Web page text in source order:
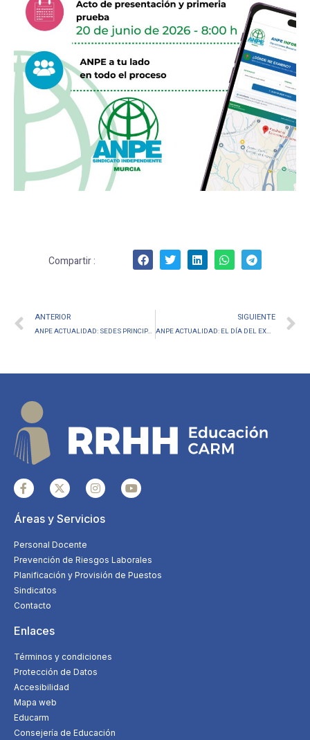
Compartir :
ANTERIOR
ANPE ACTUALIDAD: SEDES PRINCIPALES DE LA PRIMERA PRUEBA. 20-6-2026
SIGUIENTE
ANPE ACTUALIDAD: EL DÍA DEL EXAMEN TEN EN CUENTA…
Áreas y Servicios
Personal Docente
Prevención de Riesgos Laborales
Planificación y Provisión de Puestos
Sindicatos
Contacto
Enlaces
Términos y condiciones
Protección de Datos
Accesibilidad
Mapa web
Educarm
Consejería de Educación